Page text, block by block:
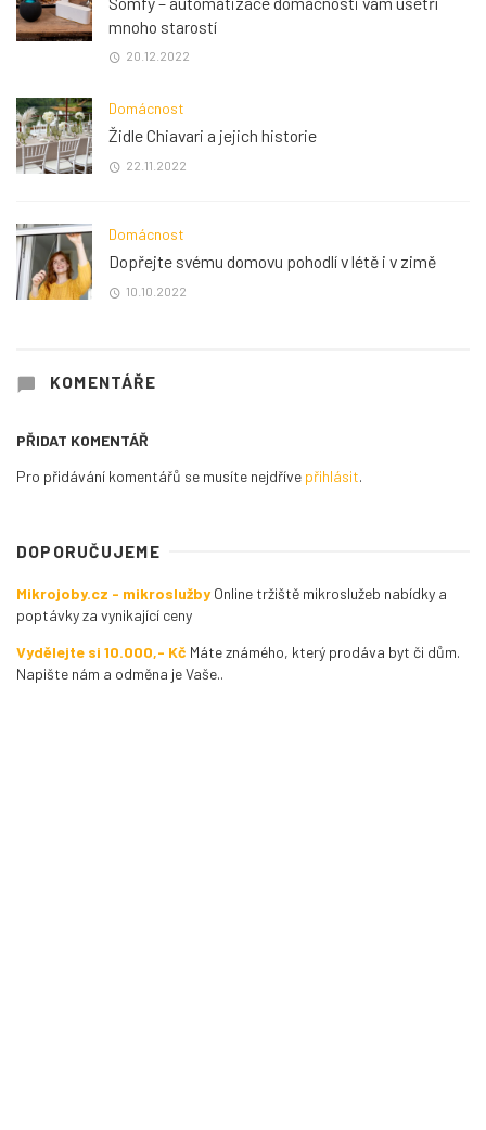
mnoho starostí
20.12.2022
Domácnost
Židle Chiavari a jejich historie
22.11.2022
Domácnost
Dopřejte svému domovu pohodlí v létě i v zimě
10.10.2022
KOMENTÁŘE
PŘIDAT KOMENTÁŘ
Pro přidávání komentářů se musíte nejdříve přihlásit.
DOPORUČUJEME
Mikrojoby.cz - mikroslužby Online tržiště mikroslužeb nabídky a
poptávky za vynikající ceny
Vydělejte si 10.000,- Kč Máte známého, který prodáva byt či dům.
Napište nám a odměna je Vaše..